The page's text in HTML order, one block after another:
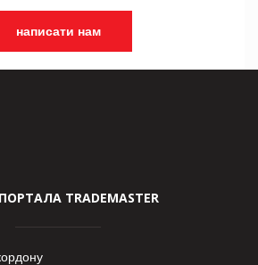
написати нам
TRADEMASTER